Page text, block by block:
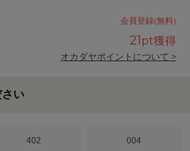
会員登録(無料)
21pt獲得
オカダヤポイントについて >
さい
402 004